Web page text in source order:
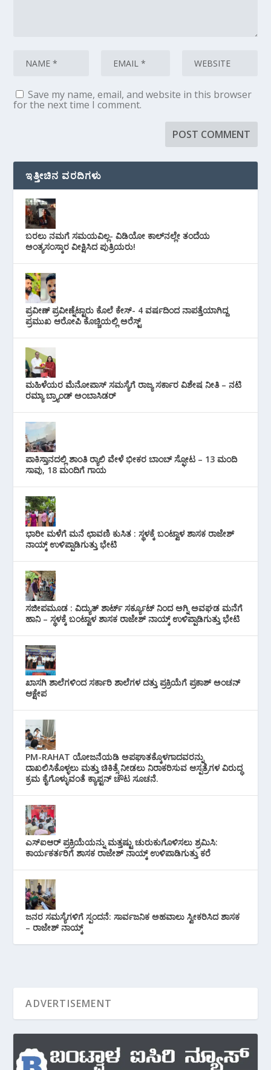
Save my name, email, and website in this browser
for the next time I comment.
ಇತ್ತೀಚಿನ ವರದಿಗಳು
ಬರಲು ನಮಗೆ ಸಮಯವಿಲ್ಲ- ವಿಡಿಯೋ ಕಾಲ್‌ನಲ್ಲೇ ತಂದೆಯ
ಅಂತ್ಯಸಂಸ್ಕಾರ ವೀಕ್ಷಿಸಿದ ಪುತ್ರಿಯರು!
ಪ್ರವೀಣ್ ಪ್ರವೀಣ್ನೆಟ್ಟಾರು ಕೊಲೆ ಕೇಸ್‌- 4 ವರ್ಷದಿಂದ ನಾಪತ್ತೆಯಾಗಿದ್ದ
ಪ್ರಮುಖ ಆರೋಪಿ ಕೊಚ್ಚಿಯಲ್ಲಿ ಅರೆಸ್ಟ್‌
ಮಹಿಳೆಯರ ಮೆನೋಪಾಸ್ ಸಮಸ್ಯೆಗೆ ರಾಜ್ಯ ಸರ್ಕಾರ ವಿಶೇಷ ನೀತಿ – ನಟಿ
ರಮ್ಯಾ ಬ್ರ್ಯಾಂಡ್ ಅಂಬಾಸಿಡರ್
ಪಾಕಿಸ್ತಾನದಲ್ಲಿ ಶಾಂತಿ ರ‍್ಯಾಲಿ ವೇಳೆ ಭೀಕರ ಬಾಂಬ್ ಸ್ಫೋಟ – 13 ಮಂದಿ
ಸಾವು, 18 ಮಂದಿಗೆ ಗಾಯ
ಭಾರೀ ಮಳೆಗೆ ಮನೆ ಛಾವಣಿ ಕುಸಿತ : ಸ್ಥಳಕ್ಕೆ ಬಂಟ್ವಾಳ ಶಾಸಕ ರಾಜೇಶ್
ನಾಯ್ಕ್ ಉಳಿಪ್ಪಾಡಿಗುತ್ತು ಭೇಟಿ
ಸಜೀಪಮೂಡ : ವಿದ್ಯುತ್ ಶಾರ್ಟ್ ಸರ್ಕ್ಯೂಟ್‌ ನಿಂದ ಅಗ್ನಿ ಅವಘಡ ಮನೆಗೆ
ಹಾನಿ – ಸ್ಥಳಕ್ಕೆ ಬಂಟ್ವಾಳ ಶಾಸಕ ರಾಜೇಶ್ ನಾಯ್ಕ್ ಉಳಿಪ್ಪಾಡಿಗುತ್ತು ಭೇಟಿ
ಖಾಸಗಿ ಶಾಲೆಗಳಿಂದ ಸರ್ಕಾರಿ ಶಾಲೆಗಳ ದತ್ತು ಪ್ರಕ್ರಿಯೆಗೆ ಪ್ರಕಾಶ್ ಅಂಚನ್
ಆಕ್ಷೇಪ
PM-RAHAT ಯೋಜನೆಯಡಿ ಅಪಘಾತಕ್ಕೊಳಗಾದವರನ್ನು
ದಾಖಲಿಸಿಕೊಳ್ಳಲು ಮತ್ತು ಚಿಕಿತ್ಸೆ ನೀಡಲು ನಿರಾಕರಿಸುವ ಆಸ್ಪತ್ರೆಗಳ ವಿರುದ್ಧ
ಕ್ರಮ ಕೈಗೊಳ್ಳುವಂತೆ ಕ್ಯಾಪ್ಟನ್ ಚೌಟ ಸೂಚನೆ.
ಎಸ್‌ಐಆರ್ ಪ್ರಕ್ರಿಯೆಯನ್ನು ಮತ್ತಷ್ಟು ಚುರುಕುಗೊಳಿಸಲು ಶ್ರಮಿಸಿ:
ಕಾರ್ಯಕರ್ತರಿಗೆ ಶಾಸಕ ರಾಜೇಶ್ ನಾಯ್ಕ್ ಉಳಿಪಾಡಿಗುತ್ತು ಕರೆ
ಜನರ ಸಮಸ್ಯೆಗಳಿಗೆ ಸ್ಪಂದನೆ: ಸಾರ್ವಜನಿಕ ಅಹವಾಲು ಸ್ವೀಕರಿಸಿದ ಶಾಸಕ
– ರಾಜೇಶ್ ನಾಯ್ಕ್